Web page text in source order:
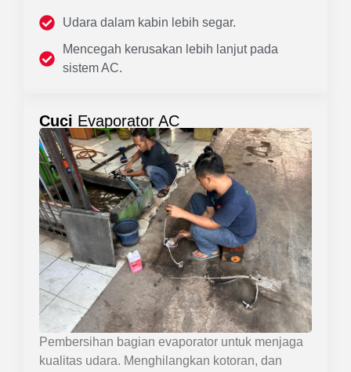
Udara dalam kabin lebih segar.
Mencegah kerusakan lebih lanjut pada
sistem AC.
Cuci Evaporator AC
Pembersihan bagian evaporator untuk menjaga
kualitas udara. Menghilangkan kotoran, dan